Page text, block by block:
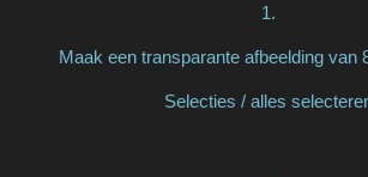
1.
Maak een transparante afbeelding van
Selecties / alles